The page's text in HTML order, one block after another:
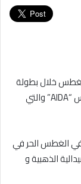
خلال بطولة
العالم التي تنظمها الجمعية العالمية لتطوير الغطس “AIDA” والتي
بعد تحقيقه لمسافة 116 متر في الغطس الحر في
الميدالية الذهبية و